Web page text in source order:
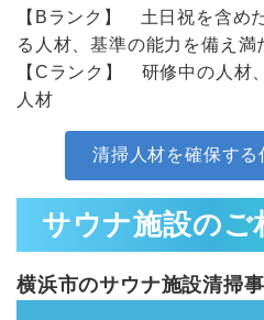
【Bランク】 土日祝を含め
る人材、基準の能力を備え満
【Cランク】 研修中の人材
人材
清掃人材を確保する
サウナ施設のご
横浜市のサウナ施設清掃